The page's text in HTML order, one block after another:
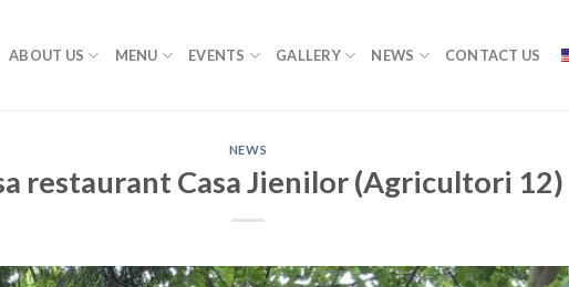
ABOUT US MENU EVENTS GALLERY NEWS CONTACT US
NEWS
restaurant Casa Jienilor (Agricultori 12)